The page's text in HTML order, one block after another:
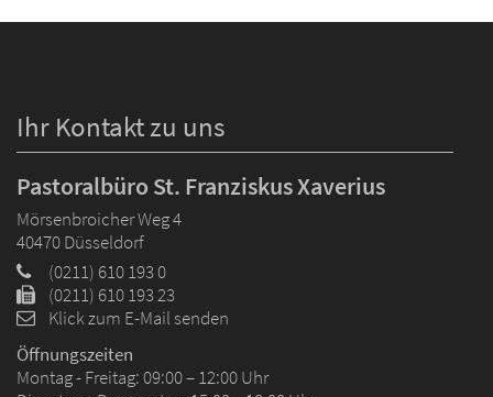
Ihr Kontakt zu uns
Pastoralbüro St. Franziskus Xaverius
Mörsenbroicher Weg 4
40470Düsseldorf
(0211) 610 193 0
(0211) 610 193 23
Klick zum E-Mail senden
Öffnungszeiten
Montag - Freitag: 09:00 – 12:00 Uhr